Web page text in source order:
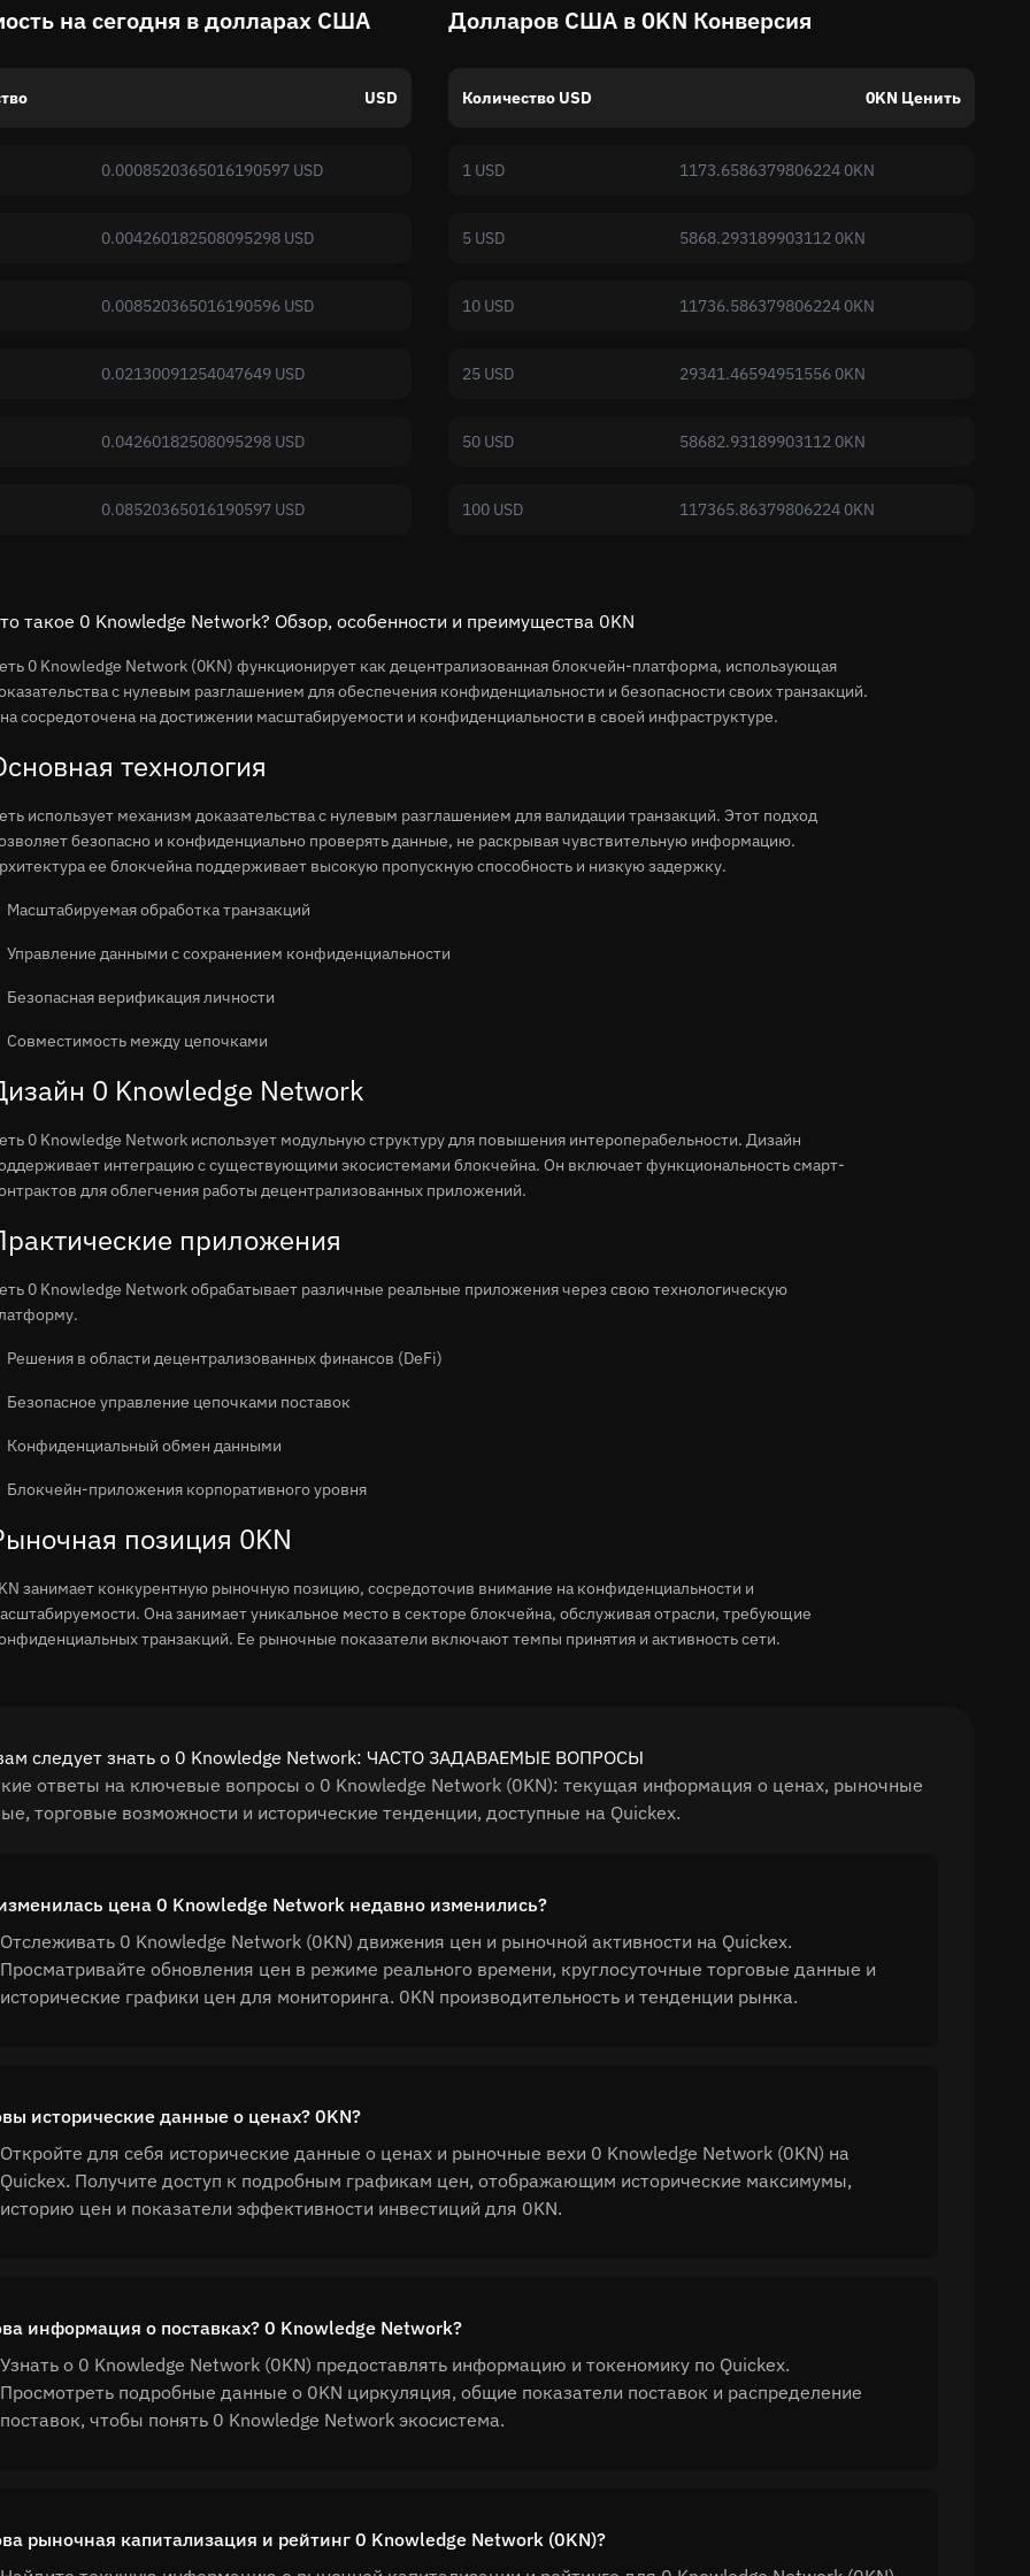
на сегодня в долларах США
USD
0.0008520365016190597 USD
0.004260182508095298 USD
0.008520365016190596 USD
0.02130091254047649 USD
0.04260182508095298 USD
0.08520365016190597 USD
Долларов США в 0KN Конверсия
Количество USD 0KN Ценить
1 USD 1173.6586379806224 0KN
5 USD 5868.293189903112 0KN
10 USD 11736.586379806224 0KN
25 USD 29341.46594951556 0KN
50 USD 58682.93189903112 0KN
100 USD 117365.86379806224 0KN
такое 0 Knowledge Network? Обзор, особенности и преимущества 0KN
0 Knowledge Network (0KN) функционирует как децентрализованная блокчейн-платформа, использующая
с нулевым разглашением для обеспечения конфиденциальности и безопасности своих транзакций.
сосредоточена на достижении масштабируемости и конфиденциальности в своей инфраструктуре.
технология
использует механизм доказательства с нулевым разглашением для валидации транзакций. Этот подход
безопасно и конфиденциально проверять данные, не раскрывая чувствительную информацию.
ее блокчейна поддерживает высокую пропускную способность и низкую задержку.
Масштабируемая обработка транзакций
Управление данными с сохранением конфиденциальности
Безопасная верификация личности
Совместимость между цепочками
0 Knowledge Network
0 Knowledge Network использует модульную структуру для повышения интероперабельности. Дизайн
интеграцию с существующими экосистемами блокчейна. Он включает функциональность смарт-
для облегчения работы децентрализованных приложений.
приложения
0 Knowledge Network обрабатывает различные реальные приложения через свою технологическую
Решения в области децентрализованных финансов (DeFi)
Безопасное управление цепочками поставок
Конфиденциальный обмен данными
Блокчейн-приложения корпоративного уровня
позиция 0KN
занимает конкурентную рыночную позицию, сосредоточив внимание на конфиденциальности и
Она занимает уникальное место в секторе блокчейна, обслуживая отрасли, требующие
транзакций. Ее рыночные показатели включают темпы принятия и активность сети.
следует знать о 0 Knowledge Network: ЧАСТО ЗАДАВАЕМЫЕ ВОПРОСЫ
ответы на ключевые вопросы о 0 Knowledge Network (0KN): текущая информация о ценах, рыночные
торговые возможности и исторические тенденции, доступные на Quickex.
цена 0 Knowledge Network недавно изменились?
Отслеживать 0 Knowledge Network (0KN) движения цен и рыночной активности на Quickex.
Просматривайте обновления цен в режиме реального времени, круглосуточные торговые данные и
исторические графики цен для мониторинга. 0KN производительность и тенденции рынка.
исторические данные о ценах? 0KN?
Откройте для себя исторические данные о ценах и рыночные вехи 0 Knowledge Network (0KN) на
Quickex. Получите доступ к подробным графикам цен, отображающим исторические максимумы,
историю цен и показатели эффективности инвестиций для 0KN.
информация о поставках? 0 Knowledge Network?
Узнать о 0 Knowledge Network (0KN) предоставлять информацию и токеномику по Quickex.
Просмотреть подробные данные о 0KN циркуляция, общие показатели поставок и распределение
поставок, чтобы понять 0 Knowledge Network экосистема.
рыночная капитализация и рейтинг 0 Knowledge Network (0KN)?